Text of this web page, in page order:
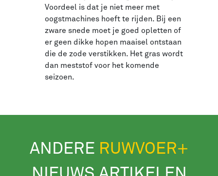
Voordeel is dat je niet meer met
oogstmachines hoeft te rijden. Bij een
zware snede moet je goed opletten of
er geen dikke hopen maaisel ontstaan
die de zode verstikken. Het gras wordt
dan meststof voor het komende
seizoen.
ANDERE RUWVOER+